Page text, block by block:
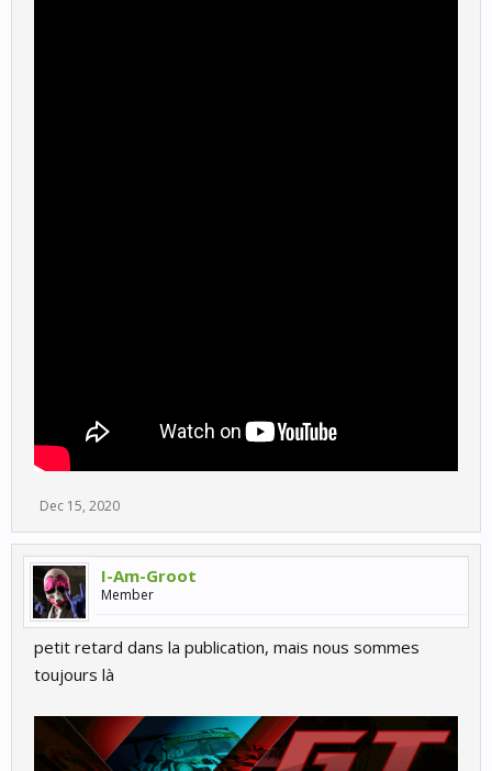
Dec 15, 2020
I-Am-Groot
Member
petit retard dans la publication, mais nous sommes
toujours là